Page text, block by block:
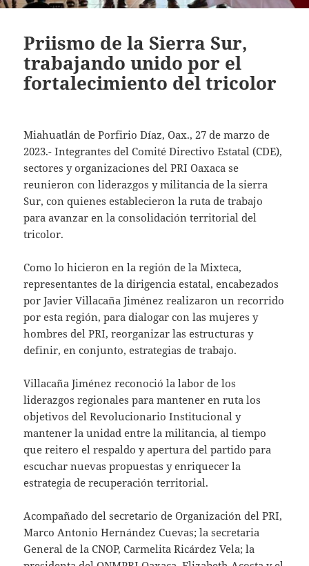
Priismo de la Sierra Sur,
trabajando unido por el
fortalecimiento del tricolor
Miahuatlán de Porfirio Díaz, Oax., 27 de marzo de
2023.- Integrantes del Comité Directivo Estatal (CDE),
sectores y organizaciones del PRI Oaxaca se
reunieron con liderazgos y militancia de la sierra
Sur, con quienes establecieron la ruta de trabajo
para avanzar en la consolidación territorial del
tricolor.
Como lo hicieron en la región de la Mixteca,
representantes de la dirigencia estatal, encabezados
por Javier Villacaña Jiménez realizaron un recorrido
por esta región, para dialogar con las mujeres y
hombres del PRI, reorganizar las estructuras y
definir, en conjunto, estrategias de trabajo.
Villacaña Jiménez reconoció la labor de los
liderazgos regionales para mantener en ruta los
objetivos del Revolucionario Institucional y
mantener la unidad entre la militancia, al tiempo
que reitero el respaldo y apertura del partido para
escuchar nuevas propuestas y enriquecer la
estrategia de recuperación territorial.
Acompañado del secretario de Organización del PRI,
Marco Antonio Hernández Cuevas; la secretaria
General de la CNOP, Carmelita Ricárdez Vela; la